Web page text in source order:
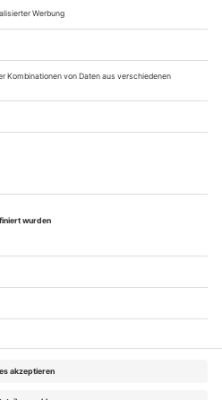
der fußhoch gefluteten
Im Palast hinter ihr
und Aigisthos in erotischen
breiten dem heimkehrenden
unter die Füße – blutige
seiner Tochter. Sanft trägt der
herein, das Volk...
Newsletter